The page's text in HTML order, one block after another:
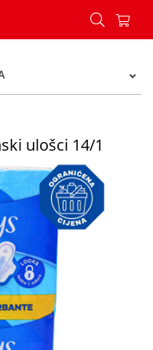
ulošci 14/1 -
ulošci 14/1